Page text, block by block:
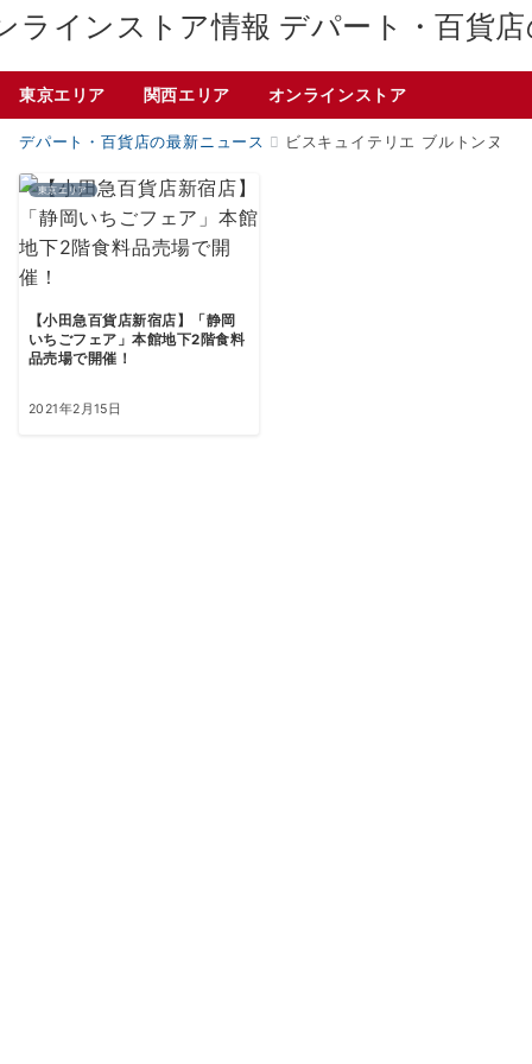
デパート・百貨
東京エリア 関西エリア オンラインストア
デパート・百貨店の最新ニュース ビスキュイテリエ ブルトンヌ
東京エリア
【小田急百貨店新宿店】「静岡
いちごフェア」本館地下2階食料
品売場で開催！
2021年2月15日